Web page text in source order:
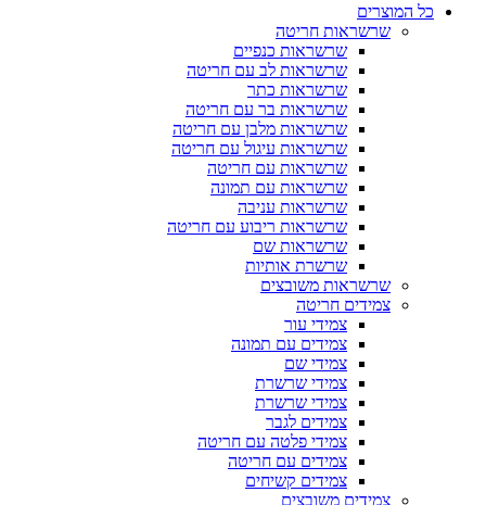
כל המוצרים
שרשראות חריטה
שרשראות כנפיים
שרשראות לב עם חריטה
שרשראות כתר
שרשראות בר עם חריטה
שרשראות מלבן עם חריטה
שרשראות עיגול עם חריטה
שרשראות עם חריטה
שרשראות עם תמונה
שרשראות עניבה
שרשראות ריבוע עם חריטה
שרשראות שם
שרשרת אותיות
שרשראות משובצים
צמידים חריטה
צמידי עור
צמידים עם תמונה
צמידי שם
צמידי שרשרת
צמידי שרשרת
צמידים לגבר
צמידי פלטה עם חריטה
צמידים עם חריטה
צמידים קשיחים
צמידים משובצים